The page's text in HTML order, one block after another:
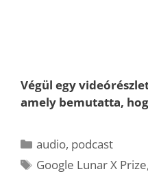
Végül egy
amely bemutatta,
Kategória
audio, podcast
Címkék
Google Lunar X Prize,